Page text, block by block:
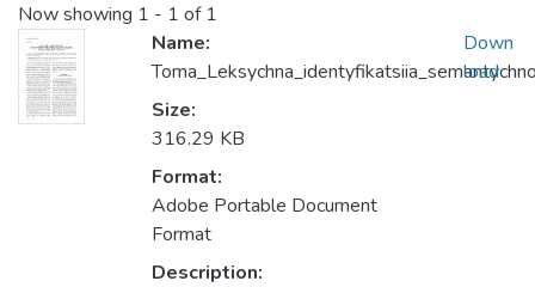
Now showing 1 - 1 of 1
Name:
Size:
316.29 KB
Format:
Adobe Portable Document
Format
Description:
Down
load